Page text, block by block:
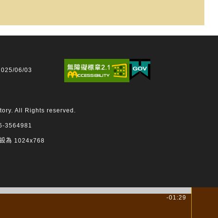
06/03
All Rights reserved.
3564981
為 1024x768
-01:29